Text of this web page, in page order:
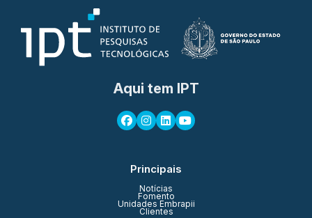
Aqui tem IPT
Principais
Notícias
Fomento
Unidades Embrapii
Clientes